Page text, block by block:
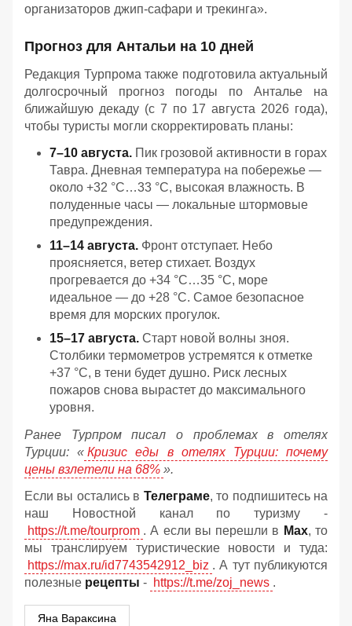
организаторов джип-сафари и трекинга».
Прогноз для Антальи на 10 дней
Редакция Турпрома также подготовила актуальный
долгосрочный прогноз погоды по Анталье на
ближайшую декаду (с 7 по 17 августа 2026 года),
чтобы туристы могли скорректировать планы:
7–10 августа. Пик грозовой активности в горах
Тавра. Дневная температура на побережье —
около +32 °C…33 °C, высокая влажность. В
полуденные часы — локальные штормовые
предупреждения.
11–14 августа. Фронт отступает. Небо
проясняется, ветер стихает. Воздух
прогревается до +34 °C…35 °C, море
идеальное — до +28 °C. Самое безопасное
время для морских прогулок.
15–17 августа. Старт новой волны зноя.
Столбики термометров устремятся к отметке
+37 °C, в тени будет душно. Риск лесных
пожаров снова вырастет до максимального
уровня.
Ранее Турпром писал о проблемах в отелях
Турции: « Кризис еды в отелях Турции: почему
цены взлетели на 68% ».
Если вы остались в Телеграме, то подпишитесь на
наш Новостной канал по туризму -
https://t.me/tourprom . А если вы перешли в Мах, то
мы транслируем туристические новости и туда:
https://max.ru/id7743542912_biz . А тут публикуются
полезные рецепты - https://t.me/zoj_news .
Яна Вараксина